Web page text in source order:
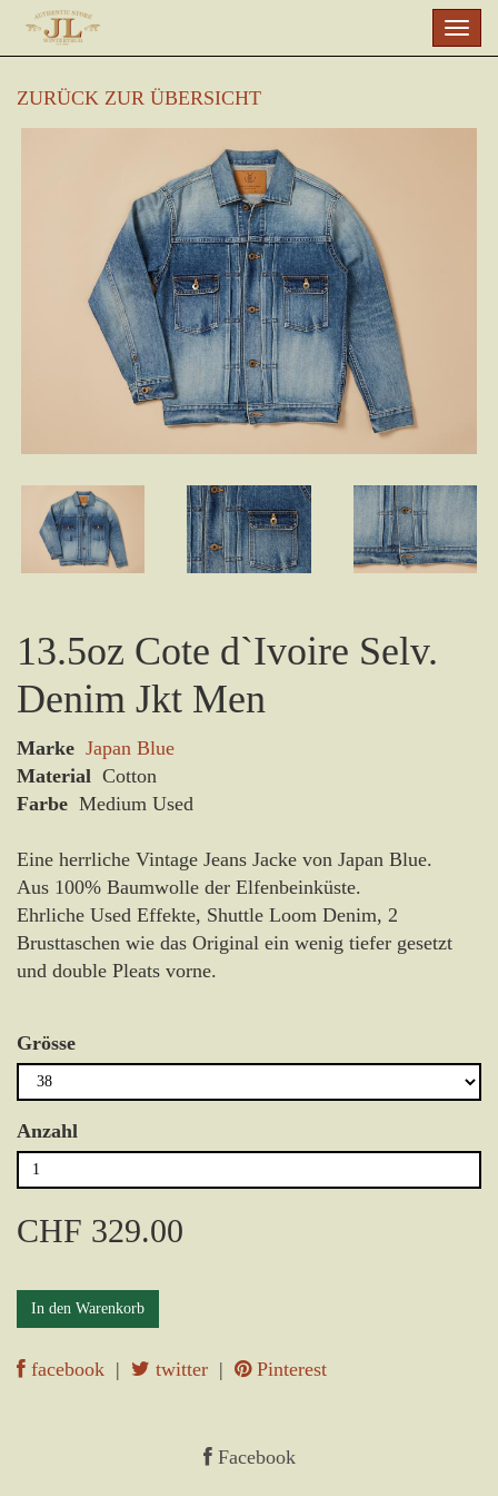
Skip
content
ZURÜCK ZUR ÜBERSICHT
13.5oz Cote d`Ivoire Selv.
Denim Jkt Men
Marke Japan Blue
Material Cotton
Farbe Medium Used
Eine herrliche Vintage Jeans Jacke von Japan Blue.
Aus 100% Baumwolle der Elfenbeinküste.
Ehrliche Used Effekte, Shuttle Loom Denim, 2
Brusttaschen wie das Original ein wenig tiefer gesetzt
und double Pleats vorne.
Grösse
Anzahl
CHF 329.00
In den Warenkorb
facebook | twitter | Pinterest
Facebook